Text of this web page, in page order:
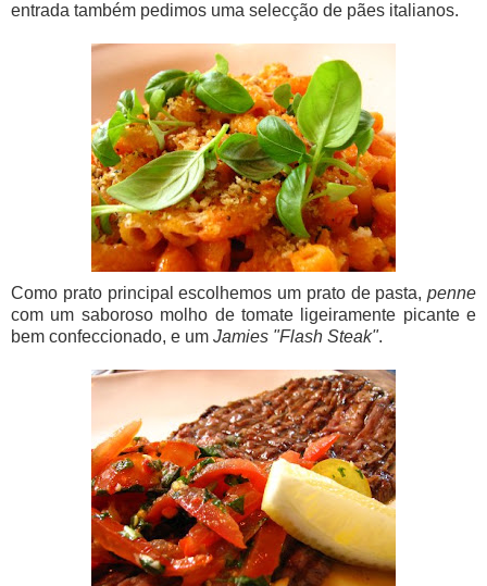
entrada também pedimos uma selecção de pães italianos.
Como prato principal escolhemos um prato de pasta, penne
com um saboroso molho de tomate ligeiramente picante e
bem confeccionado, e um Jamies "Flash Steak".